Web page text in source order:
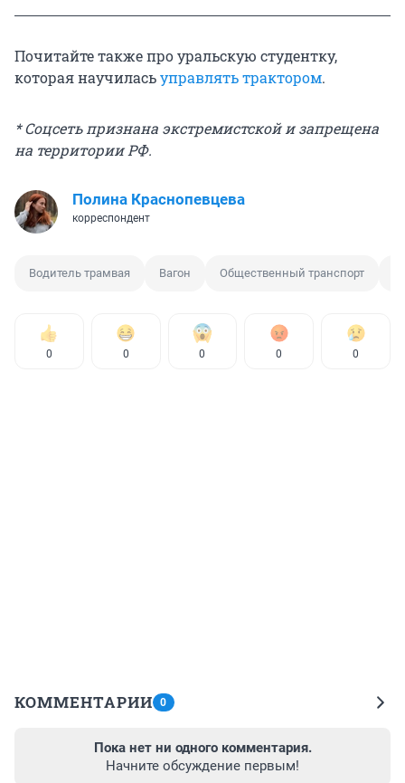
Почитайте также про уральскую студентку,
которая научиласьуправлять трактором.
* Соцсеть признана экстремистской и запрещена
на территории РФ.
Полина Краснопевцева
корреспондент
Водитель трамвая Вагон Общественный транспорт
0 0 0 0 0
КОММЕНТАРИИ 0
Пока нет ни одного комментария.
Начните обсуждение первым!